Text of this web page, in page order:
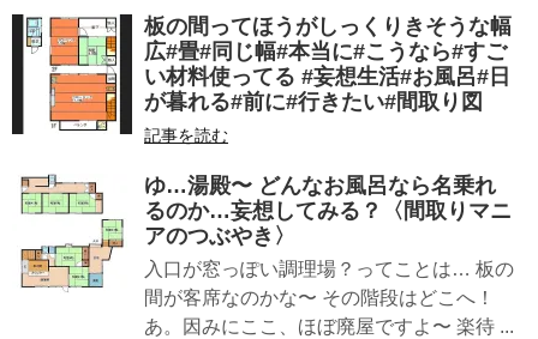
板の間ってほうがしっくりきそうな幅
広#畳#同じ幅#本当に#こうなら#すご
い材料使ってる #妄想生活#お風呂#日
が暮れる#前に#行きたい#間取り図
記事を読む
ゆ…湯殿〜︎ どんなお風呂なら名乗れ
るのか…妄想してみる？〈間取りマニ
アのつぶやき〉
入口が窓っぽい調理場？ってことは… 板の
間が客席なのかな〜 その階段はどこへ！
あ。因みにここ、ほぼ廃屋ですよ〜 楽待 ...